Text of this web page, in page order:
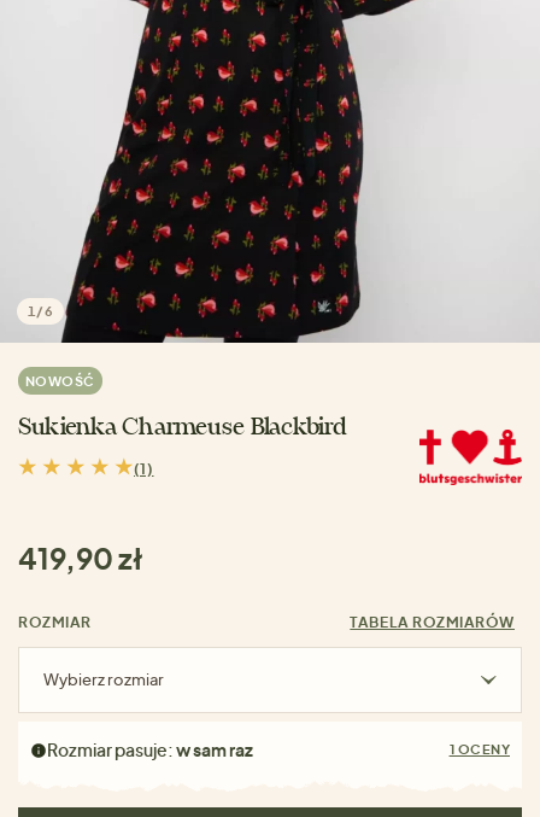
1 /6
NOWOŚĆ
Sukienka Charmeuse Blackbird
(1)
419,90 zł
ROZMIAR TABELA ROZMIARÓW
Wybierz rozmiar
Rozmiar pasuje:w sam raz 1 OCENY